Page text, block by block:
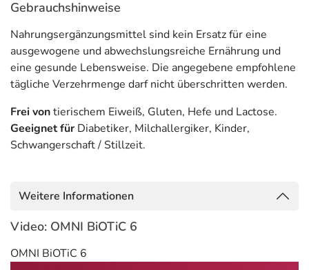
Gebrauchshinweise
Nahrungsergänzungsmittel sind kein Ersatz für eine
ausgewogene und abwechslungsreiche Ernährung und
eine gesunde Lebensweise. Die angegebene empfohlene
tägliche Verzehrmenge darf nicht überschritten werden.
Frei vontierischem Eiweiß, Gluten, Hefe und Lactose.
Geeignet für Diabetiker, Milchallergiker, Kinder,
Schwangerschaft / Stillzeit.
Weitere Informationen
Video: OMNI BiOTiC 6
OMNI BiOTiC 6